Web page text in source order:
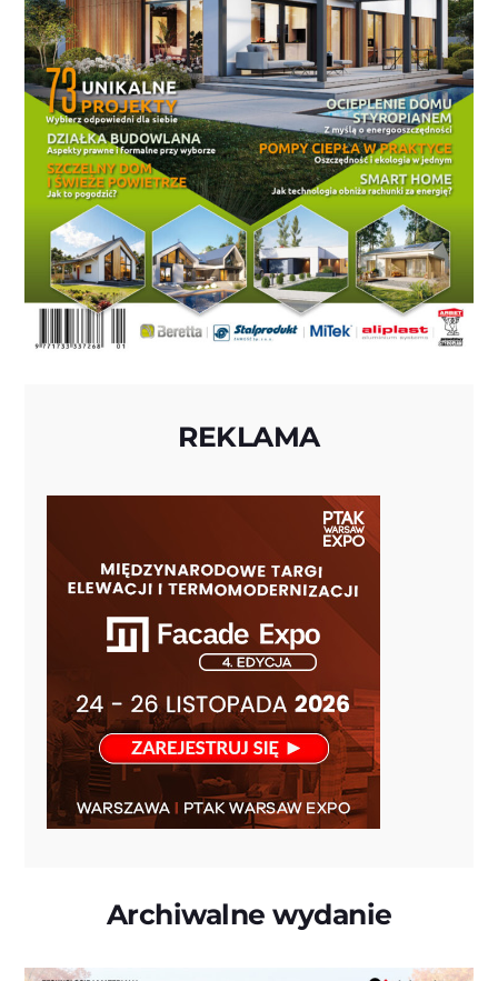
REKLAMA
Archiwalne wydanie